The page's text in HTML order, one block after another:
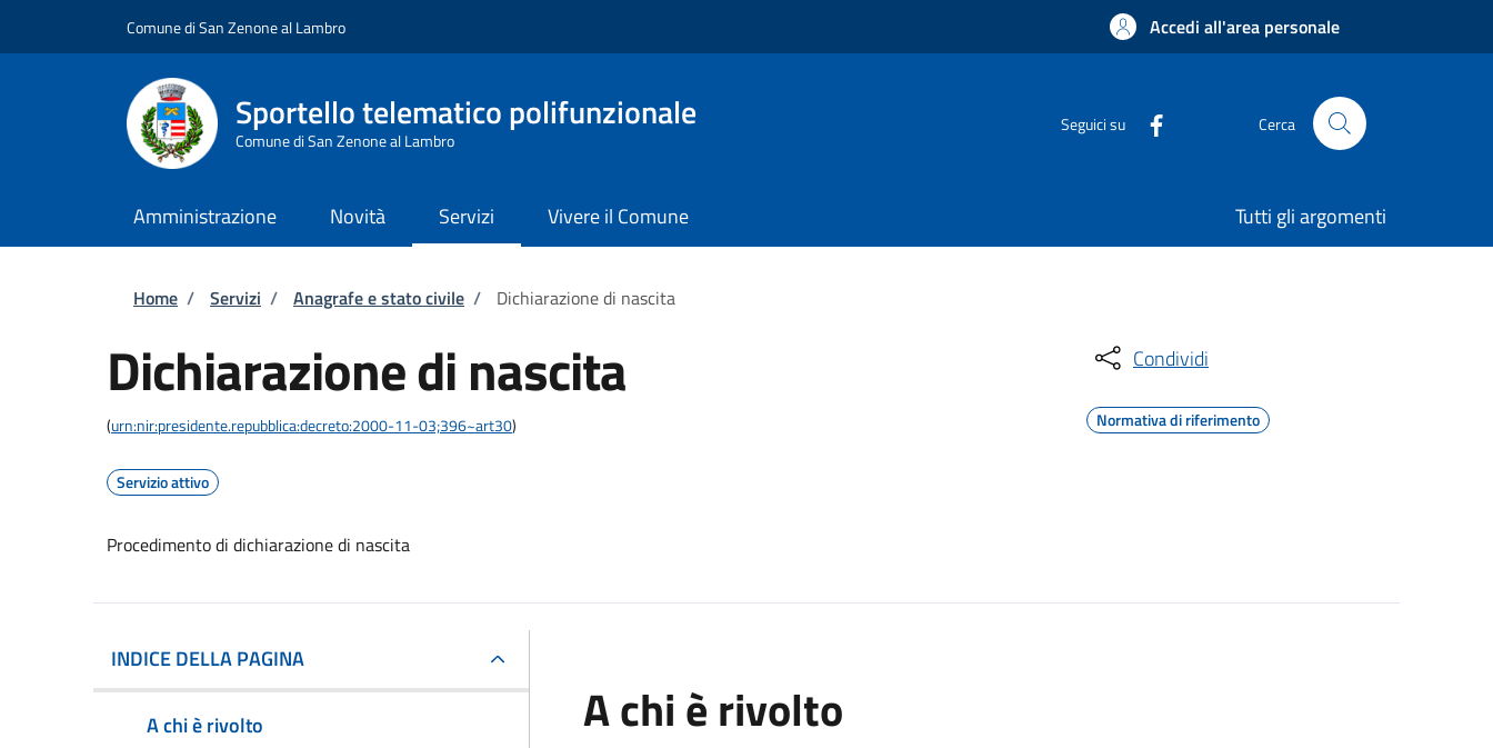
Comune di San Zenone al Lambro Accedi all'area personale
Sportello telematico polifunzionale
Comune di San Zenone al Lambro
Seguici su Cerca
Amministrazione Novità Servizi Vivere il Comune Tutti gli argomenti
Briciole di pane
Home / Servizi / Anagrafe e stato civile / Dichiarazione di nascita
Dichiarazione di nascita
(urn:nir:presidente.repubblica:decreto:2000-11-03;396~art30)
Servizio attivo
Procedimento di dichiarazione di nascita
Condividi
Normativa di riferimento
INDICE DELLA PAGINA
A chi è rivolto
A chi è rivolto